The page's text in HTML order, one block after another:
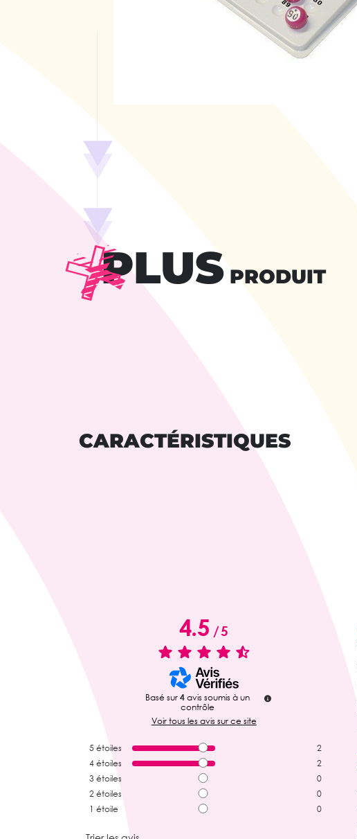
PLUS PRODUIT
CARACTÉRISTIQUES
4.5/5
Basé sur4 avis soumis à un
contrôle
Voir tous les avis sur ce site
5 étoiles
2
4 étoiles
2
3 étoiles
0
2 étoiles
0
1 étoile 0